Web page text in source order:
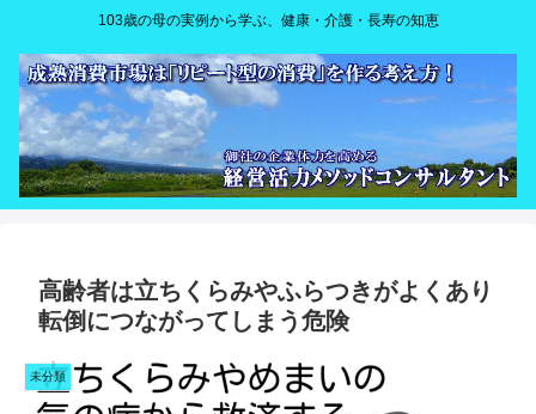
103歳の母の実例から学ぶ、健康・介護・長寿の知恵
高齢者は立ちくらみやふらつきがよくあり
転倒につながってしまう危険
未分類